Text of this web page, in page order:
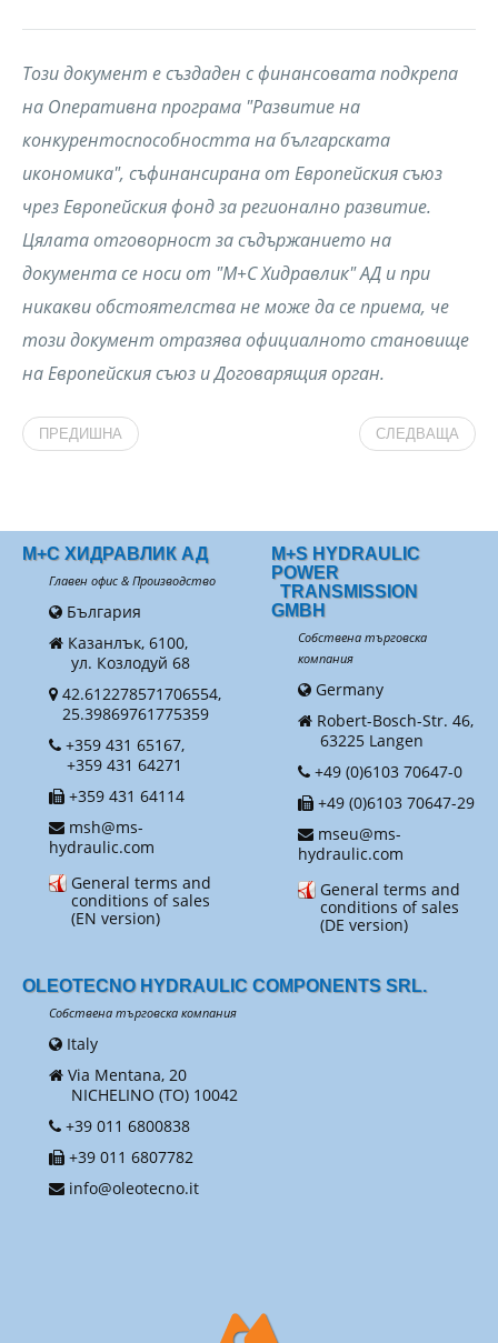
Този документ е създаден с финансовата подкрепа
на Оперативна програма "Развитие на
конкурентоспособността на българската
икономика", съфинансирана от Европейския съюз
чрез Европейския фонд за регионално развитие.
Цялата отговорност за съдържанието на
документа се носи от "М+С Хидравлик" АД и при
никакви обстоятелства не може да се приема, че
този документ отразява официалното становище
на Европейския съюз и Договарящия орган.
ПРЕДИШНА СЛЕДВАЩА
М+С ХИДРАВЛИК АД
Главен офис & Производство
България
Казанлък, 6100,
ул. Козлодуй 68
42.612278571706554,
25.39869761775359
+359 431 65167,
+359 431 64271
+359 431 64114
msh@ms-
hydraulic.com
General terms and
conditions of sales
(EN version)
M+S HYDRAULIC
POWER
TRANSMISSION
GMBH
Собствена търговска
компания
Germany
Robert-Bosch-Str. 46,
63225 Langen
+49 (0)6103 70647-0
+49 (0)6103 70647-29
mseu@ms-
hydraulic.com
General terms and
conditions of sales
(DE version)
OLEOTECNO HYDRAULIC COMPONENTS SRL.
Собствена търговска компания
Italy
Via Mentana, 20
NICHELINO (TO) 10042
+39 011 6800838
+39 011 6807782
info@oleotecno.it